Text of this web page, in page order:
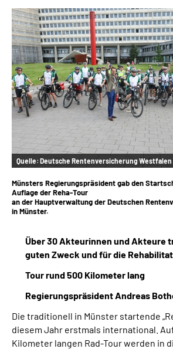
Inhalte in Gebärdensprache (DGS)
Leichte Sprache
Suche
Mein
Quelle: Deutsche Rentenversicherung Westfalen
Münsters Regierungspräsident gab den
Auflage der Reha-Tour
an der Hauptverwaltung der Deutschen
in Münster.
Über 30 Akteurinnen und Akteure
guten Zweck und für die
Tour rund 500 Kilometer lang
Regierungspräsident Andreas
Die traditionell in Münster startende
diesem Jahr erstmals international.
Kilometer langen Rad-Tour werden in